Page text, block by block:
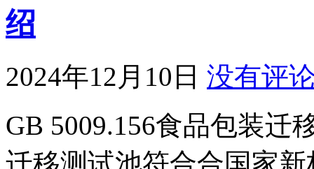
绍
2024年12月10日 没有评
GB 5009.156食品包装迁
迁移测试池符合合国家新